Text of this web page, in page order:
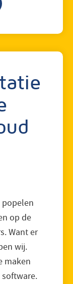
popelen
op de
Want er
wij.
maken